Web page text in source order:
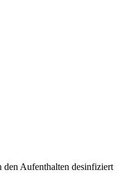
Aufenthalten desinfiziert